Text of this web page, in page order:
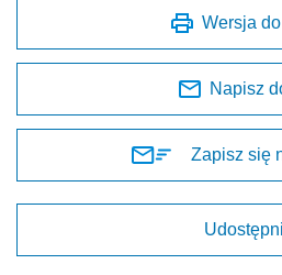
Wersja
Napisz
Zapisz się